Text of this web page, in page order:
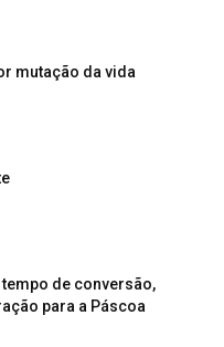
mutação da vida
de conversão,
para a Páscoa